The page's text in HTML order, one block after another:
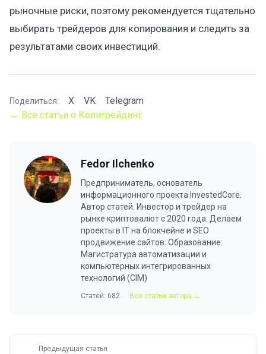
рыночные риски, поэтому рекомендуется тщательно
выбирать трейдеров для копирования и следить за
результатами своих инвестиций.
Поделиться: X VK
Telegram
← Все статьи о Копитрейдинг
Fedor Ilchenko
Предприниматель, основатель
информационного проекта InvestedCore.
Автор статей. Инвестор и трейдер на
рынке криптовалют с 2020 года. Делаем
проекты в IT на блокчейне и SEO
продвижение сайтов. Образование:
Магистратура автоматизации и
компьютерных интегрированных
технологий (CIM)
Статей: 682 Все статьи автора →
Предыдущая статья